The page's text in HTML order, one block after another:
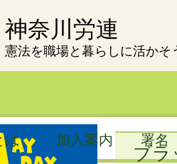
神奈川労連
憲法を職場と暮らしに活かそ
は 加入案内 署名
ブラ